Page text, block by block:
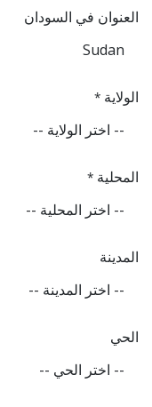
العنوان في السودان
الولاية *
المحلية *
المدينة
الحي